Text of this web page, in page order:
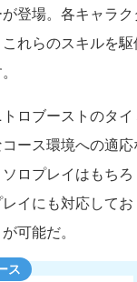
登場。各キャラク
れらのスキルを駆
ロブーストのタイ
ース環境への適応
ロプレイはもちろ
イにも対応してお
可能だ。​
ス